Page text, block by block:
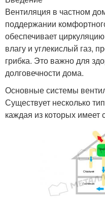
Вентиляция в частном
поддержании
обеспечивает
влагу и углекислый газ,
грибка. Это важно для
долговечности дома.
Основные системы
Существует несколько
каждая из которых имеет